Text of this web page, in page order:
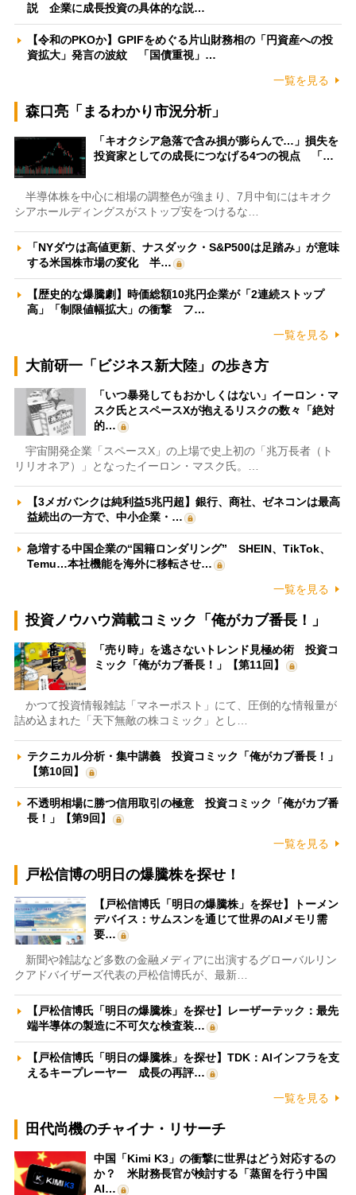
説 企業に成長投資の具体的な説…
【令和のPKOか】GPIFをめぐる片山財務相の「円資産への投
資拡大」発言の波紋 「国債重視」…
一覧を見る
森口亮「まるわかり市況分析」
「キオクシア急落で含み損が膨らんで…」損失を
投資家としての成長につなげる4つの視点 「…
半導体株を中心に相場の調整色が強まり、7月中旬にはキオク
シアホールディングスがストップ安をつけるな…
「NYダウは高値更新、ナスダック・S&P500は足踏み」が意味
する米国株市場の変化 半…
【歴史的な爆騰劇】時価総額10兆円企業が「2連続ストップ
高」「制限値幅拡大」の衝撃 フ…
一覧を見る
大前研一「ビジネス新大陸」の歩き方
「いつ暴発してもおかしくはない」イーロン・マ
スク氏とスペースXが抱えるリスクの数々「絶対
的…
宇宙開発企業「スペースX」の上場で史上初の「兆万長者（ト
リリオネア）」となったイーロン・マスク氏。…
【3メガバンクは純利益5兆円超】銀行、商社、ゼネコンは最高
益続出の一方で、中小企業・…
急増する中国企業の“国籍ロンダリング” SHEIN、TikTok、
Temu…本社機能を海外に移転させ…
一覧を見る
投資ノウハウ満載コミック「俺がカブ番長！」
「売り時」を逃さないトレンド見極め術 投資コ
ミック「俺がカブ番長！」【第11回】
かつて投資情報雑誌「マネーポスト」にて、圧倒的な情報量が
詰め込まれた「天下無敵の株コミック」とし…
テクニカル分析・集中講義 投資コミック「俺がカブ番長！」
【第10回】
不透明相場に勝つ信用取引の極意 投資コミック「俺がカブ番
長！」【第9回】
一覧を見る
戸松信博の明日の爆騰株を探せ！
【戸松信博氏「明日の爆騰株」を探せ】トーメン
デバイス：サムスンを通じて世界のAIメモリ需
要…
新聞や雑誌など多数の金融メディアに出演するグローバルリン
クアドバイザーズ代表の戸松信博氏が、最新…
【戸松信博氏「明日の爆騰株」を探せ】レーザーテック：最先
端半導体の製造に不可欠な検査装…
【戸松信博氏「明日の爆騰株」を探せ】TDK：AIインフラを支
えるキープレーヤー 成長の再評…
一覧を見る
田代尚機のチャイナ・リサーチ
中国「Kimi K3」の衝撃に世界はどう対応するの
か？ 米財務長官が検討する「蒸留を行う中国
AI…